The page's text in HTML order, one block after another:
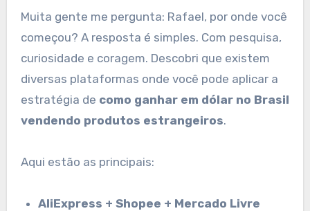
Muita gente me pergunta: Rafael, por onde você
começou? A resposta é simples. Com pesquisa,
curiosidade e coragem. Descobri que existem
diversas plataformas onde você pode aplicar a
estratégia de como ganhar em dólar no Brasil
vendendo produtos estrangeiros.
Aqui estão as principais:
AliExpress + Shopee + Mercado Livre